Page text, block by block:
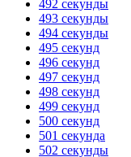
492 секунды
493 секунды
494 секунды
495 секунд
496 секунд
497 секунд
498 секунд
499 секунд
500 секунд
501 секунда
502 секунды